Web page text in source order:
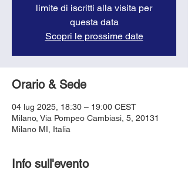
limite di iscritti alla visita per
questa data
Scopri le prossime date
Orario & Sede
04 lug 2025, 18:30 – 19:00 CEST
Milano, Via Pompeo Cambiasi, 5, 20131
Milano MI, Italia
Info sull'evento